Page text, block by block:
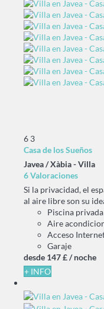
6 3
Casa de los Sueños
Javea / Xàbia -Villa
6 Valoraciones
Si la privacidad, el
al aire libre son su
Piscina privada
Aire
Acceso
Garaje
desde 147 £/ noche
+ INFO